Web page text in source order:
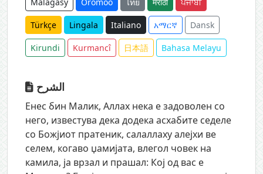
Türkçe Lingala Italiano አማርኛ Dansk
Kirundi Kurmancî 日本語 Bahasa Melayu
الشرح
Енес бин Малик, Аллах нека е задоволен со
него, известува дека додека асхабите седеле
со Божјиот пратеник, салаллаху алејхи ве
селем, когаво џамијата, влегол човек на
камила, ја врзал и прашал: Кој од вас е